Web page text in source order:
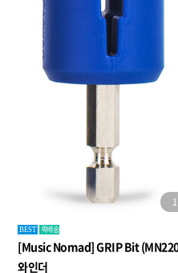
1
BEST 퀵배송
[Music Nomad] GRIP Bit
와인더